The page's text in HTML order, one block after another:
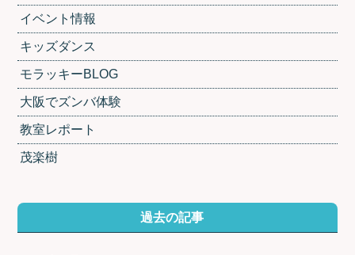
イベント情報
キッズダンス
モラッキーBLOG
大阪でズンバ体験
教室レポート
茂楽樹
過去の記事